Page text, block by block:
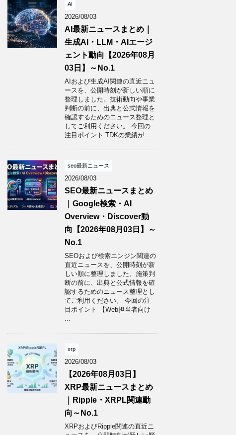
AI
2026/08/03
AI最新ニュースまとめ｜
生成AI・LLM・AIエージ
ェント動向【2026年08月
03日】～No.1
AIおよび生成AI関連の直近ニュ
ースを、公開時刻が新しい順に
整理しました。技術動向や事業
判断の前に、出典と公式情報を
確認するためのニュース整理と
してご利用ください。 今回の
注目ポイント TDKの業績が ...
seo最新ニュース
2026/08/03
SEO最新ニュースまとめ
｜Google検索・AI
Overview・Discover動
向【2026年08月03日】～
No.1
SEOおよび検索エンジン関連の
直近ニュースを、公開時刻が新
しい順に整理しました。施策判
断の前に、出典と公式情報を確
認するためのニュース整理とし
てご利用ください。 今回の注
目ポイント 【Web担当者向け
xrp
2026/08/03
【2026年08月03日】
XRP最新ニュースまとめ
｜Ripple・XRPL関連動
向～No.1
XRPおよびRipple関連の直近ニ